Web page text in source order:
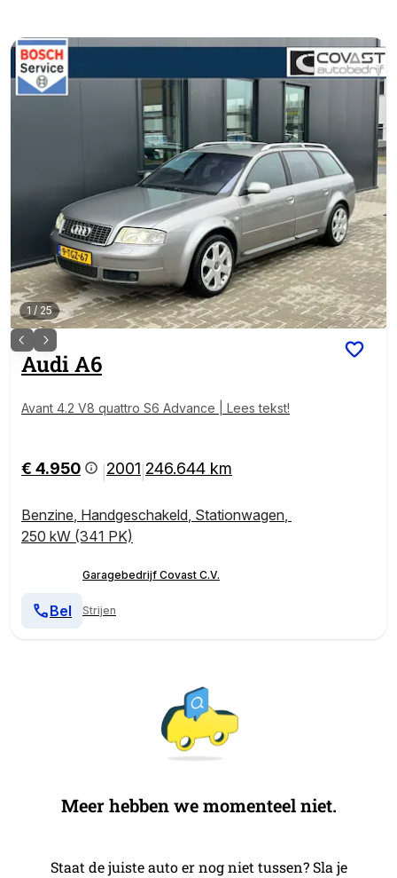
1 / 25
AudiA6
Avant 4.2 V8 quattro S6 Advance | Lees tekst!
€ 4.950 2001 246.644 km
Benzine, Handgeschakeld, Stationwagen,
250 kW (341 PK)
Garagebedrijf Covast C.V.
Strijen
Bel
Meer hebben we momenteel niet.
Staat de juiste auto er nog niet tussen? Sla je